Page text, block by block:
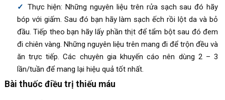
Thực hiện: Những nguyên liệu trên rửa sạch sau đó hãy
bóp với giấm. Sau đó bạn hãy làm sạch ếch rồi lột da và bỏ
đầu. Tiếp theo bạn hãy lấy phần thịt để tẩm bột sau đó đem
đi chiên vàng. Những nguyên liệu trên mang đi để trộn đều và
ăn trực tiếp. Các chuyên gia khuyến cáo nên dùng 2 – 3
lần/tuần để mang lại hiệu quả tốt nhất.
Bài thuốc điều trị thiếu máu